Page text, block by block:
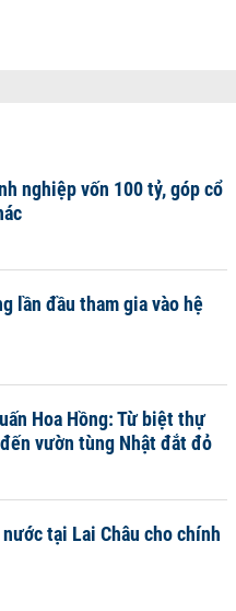
nghiệp vốn 100 tỷ, góp cổ
lần đầu tham gia vào hệ
Hoa Hồng: Từ biệt thự
vườn tùng Nhật đắt đỏ
tại Lai Châu cho chính